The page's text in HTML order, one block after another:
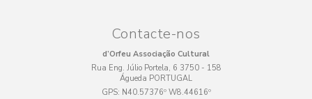
Contacte-nos
d’Orfeu Associação Cultural
Rua Eng. Júlio Portela, 6 3750 - 158
Águeda PORTUGAL
GPS: N40.57376º W8.44616º